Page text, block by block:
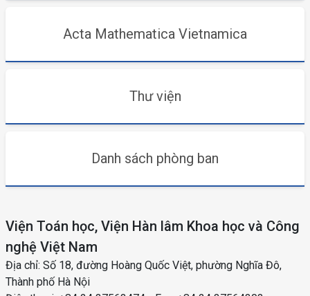
Acta Mathematica Vietnamica
Thư viện
Danh sách phòng ban
Viện Toán học, Viện Hàn lâm Khoa học và Công
nghệ Việt Nam
Địa chỉ: Số 18, đường Hoàng Quốc Việt, phường Nghĩa Đô,
Thành phố Hà Nội